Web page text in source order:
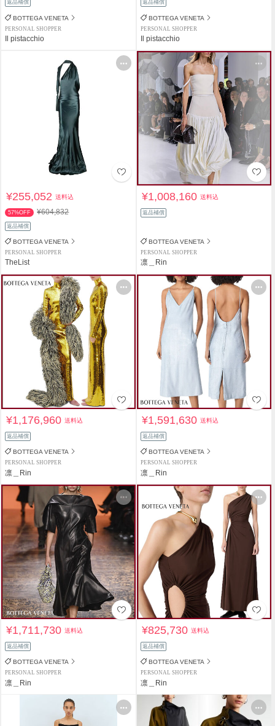
返品補償
BOTTEGA VENETA
PERSONAL SHOPPER
Il pistacchio
返品補償
BOTTEGA VENETA
PERSONAL SHOPPER
Il pistacchio
¥255,052送料込
57%OFF ¥604,832
返品補償
BOTTEGA VENETA
PERSONAL SHOPPER
TheList
¥1,008,160送料込
返品補償
BOTTEGA VENETA
PERSONAL SHOPPER
凛＿Rin
¥1,176,960送料込
返品補償
BOTTEGA VENETA
PERSONAL SHOPPER
凛＿Rin
¥1,591,630送料込
返品補償
BOTTEGA VENETA
PERSONAL SHOPPER
凛＿Rin
¥1,711,730送料込
返品補償
BOTTEGA VENETA
PERSONAL SHOPPER
凛＿Rin
¥825,730送料込
返品補償
BOTTEGA VENETA
PERSONAL SHOPPER
凛＿Rin